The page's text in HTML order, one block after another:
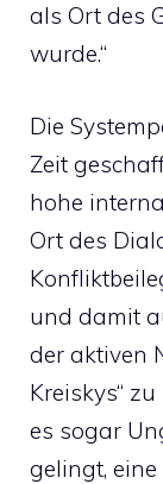
als Ort des
wurde.“
Die
Zeit
hohe
Ort des
und damit
der aktiven
Kreiskys“
es sogar
gelingt,